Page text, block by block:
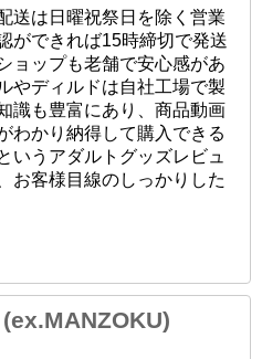
送は日曜祝祭日を除く営業
ができれば15時締切で発送
ョップも老舗で安心感があ
やディルドは自社工場で製
識も豊富にあり、商品動画
わかり納得して購入できる
いうアダルトグッズレビュ
お客様目線のしっかりした